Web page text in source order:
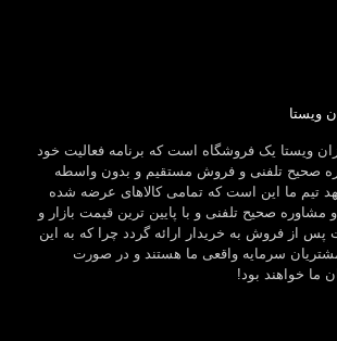
ویستا
ویستا یک فروشگاه است که برنامه فعالیت خود
صحیح تلفنی و فروش مستقیم و بدون واسطه
تیم ما این است که تمامی کالاهای عرضه شده
صحیح تلفنی و با پایین ترین قیمت بازار و
از فروش به خریدار ارائه گردد چرا که به این
مشتریان سرمایه واقعی ما هستند و در صورت
ما خواهند بود!